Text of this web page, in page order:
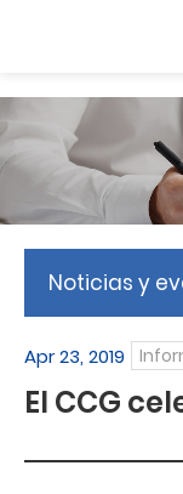
Noticias y
Apr 23, 2019
El CCG